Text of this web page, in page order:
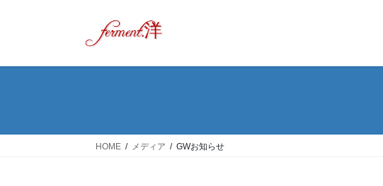
HOME メディア GWお知らせ